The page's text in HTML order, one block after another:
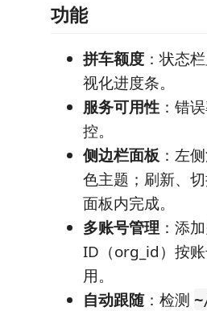
功能
拼车额度 ：状态
视化进度条。
服务可用性 ：错
控。
侧边栏面板 ：左
色主题；刷新、
面板内完成。
多账号管理 ：添
ID（org_id）按
用。
自动跟随：检测